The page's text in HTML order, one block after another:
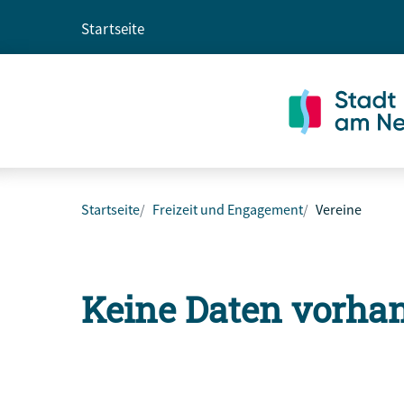
Startseite
Startseite Freizeit und Engagement Vereine
Keine Daten